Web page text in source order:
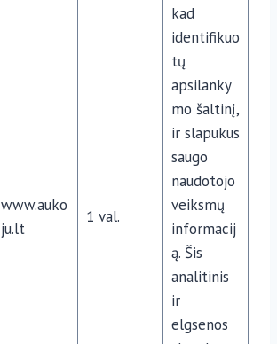
www.auko
ju.lt
1 val.
kad
identifikuo
tų
apsilanky
mo šaltinį,
ir slapukus
saugo
naudotojo
veiksmų
informacij
ą. Šis
analitinis
ir
elgsenos